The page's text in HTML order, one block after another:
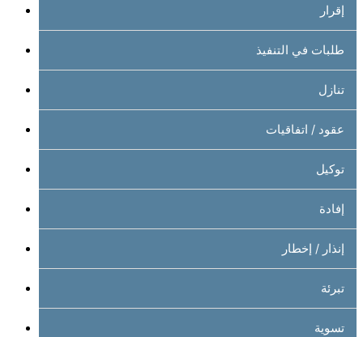
إقرار
طلبات في التنفيذ
تنازل
عقود / اتفاقيات
توكيل
إفادة
إنذار / إخطار
تبرئة
تسوية